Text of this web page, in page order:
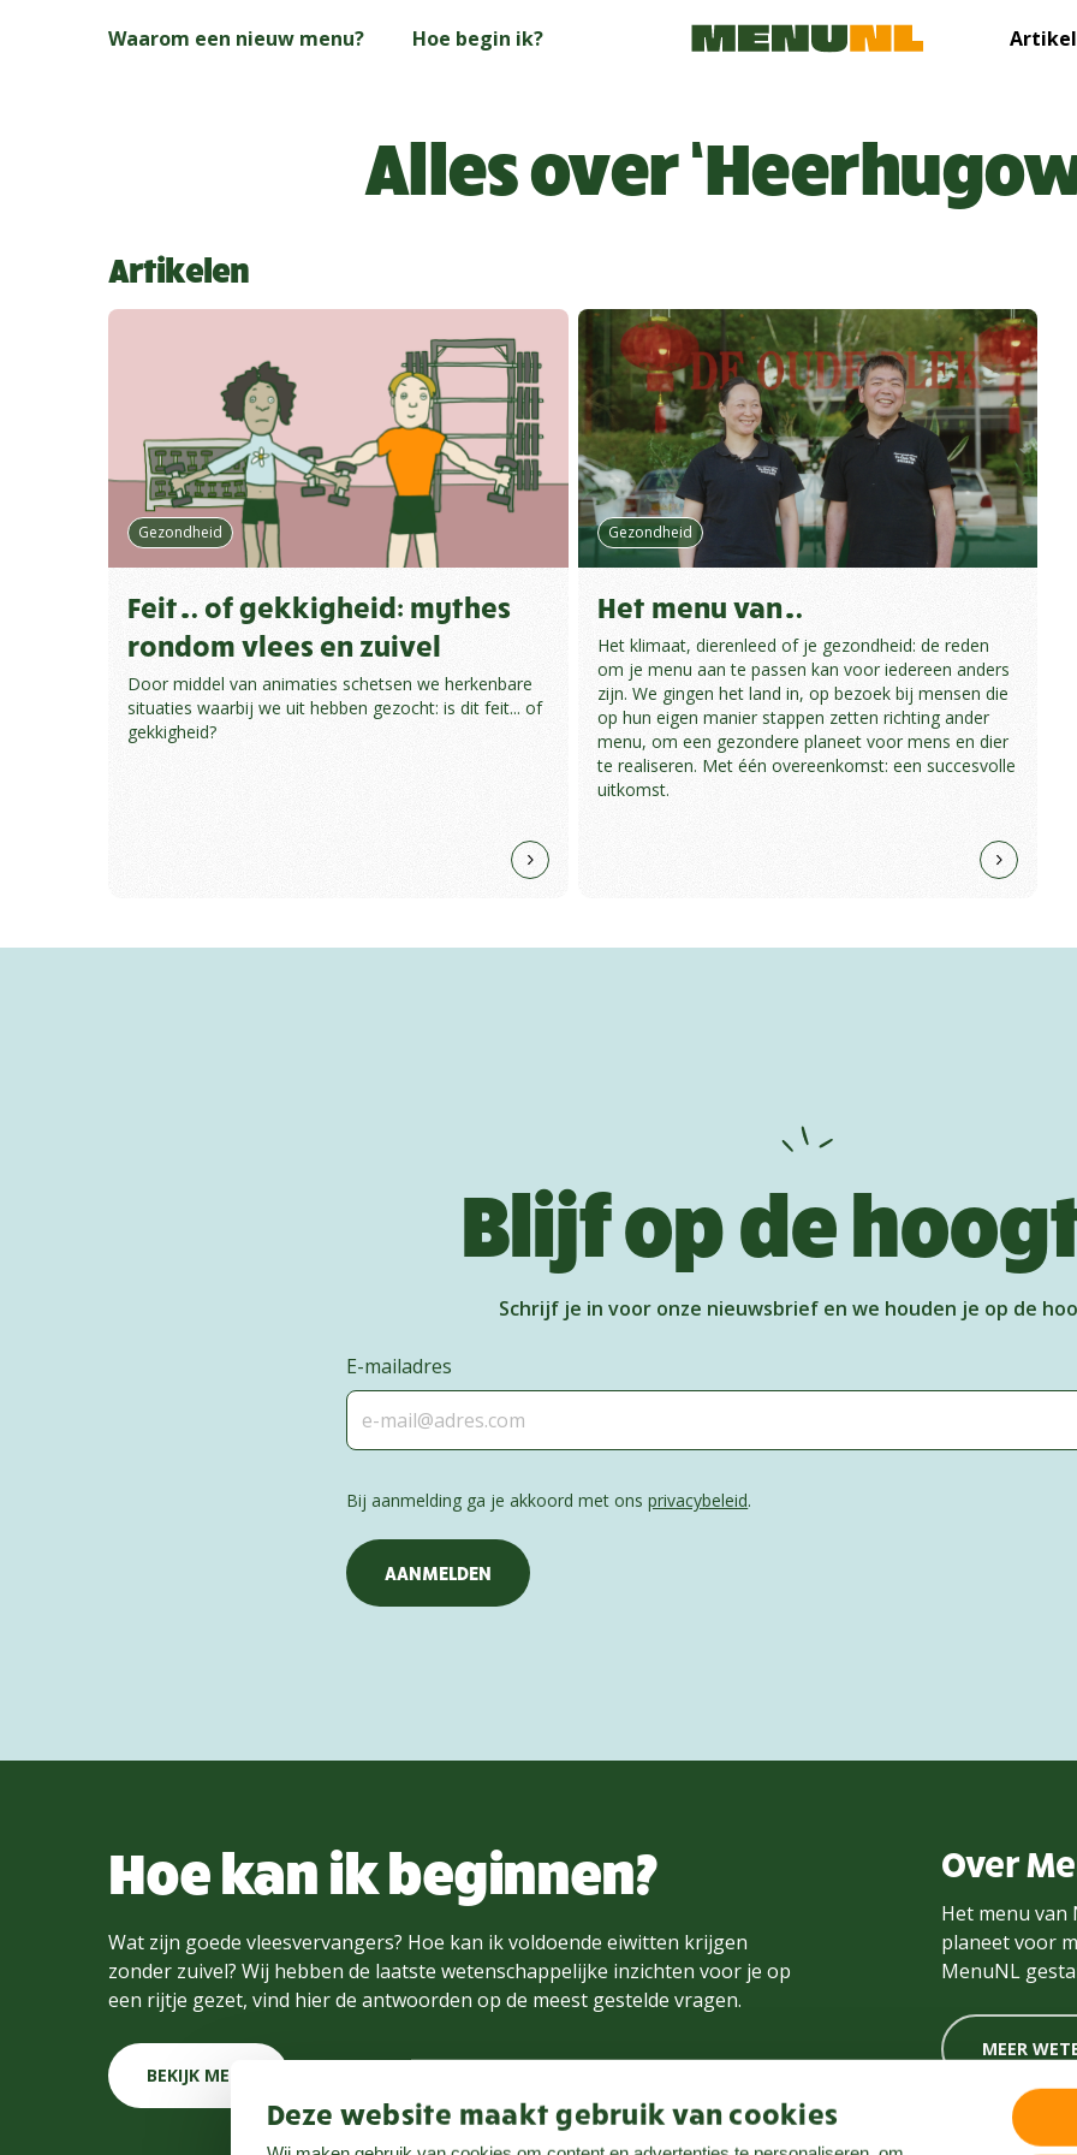
Deze website maakt gebruik van cookies
Waarom een nieuw menu? Hoe begin ik?
Alles over
Artikelen
Gezondheid
Feit… of gekkigheid: mythes
rondom vlees en zuivel
Door middel van animaties schetsen we herkenbare
situaties waarbij we uit hebben gezocht: is dit feit... of
gekkigheid?
Gezondheid
Het menu van…
Het klimaat, dierenleed of je gezondheid: de reden
om je menu aan te passen kan voor iedereen anders
zijn. We gingen het land in, op bezoek bij mensen die
op hun eigen manier stappen zetten richting ander
menu, om een gezondere planeet voor mens en dier
te realiseren. Met één overeenkomst: een succesvolle
uitkomst.
Blijf op de
Schrijf je in voor onze nieuwsbrief en we houden je op de
E-mailadres
Bij aanmelding ga je akkoord met onsprivacybeleid.
Hoe kan ik beginnen?
Wat zijn goede vleesvervangers? Hoe kan ik voldoende eiwitten krijgen
zonder zuivel? Wij hebben de laatste wetenschappelijke inzichten voor je op
een rijtje gezet, vind hier de antwoorden op de meest gestelde vragen.
BEKIJK MEER
Over
Het menu van
planeet voor
MenuNL
MEER